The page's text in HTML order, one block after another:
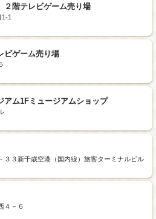
階テレビゲーム売り場
1-1
ゲーム売り場
アム1Fミュージアムショップ
３３新千歳空港（国内線）旅客ターミナルビル
４－６